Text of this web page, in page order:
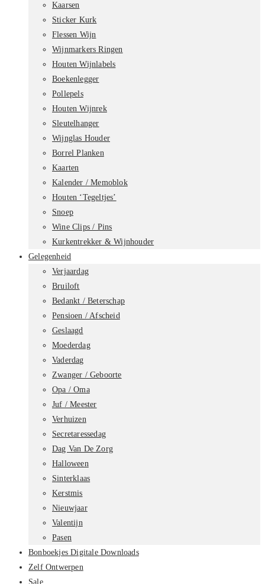
Kaarsen
Sticker Kurk
Flessen Wijn
Wijnmarkers Ringen
Houten Wijnlabels
Boekenlegger
Pollepels
Houten Wijnrek
Sleutelhanger
Wijnglas Houder
Borrel Planken
Kaarten
Kalender / Memoblok
Houten ‘Tegeltjes’
Snoep
Wine Clips / Pins
Kurkentrekker & Wijnhouder
Gelegenheid
Verjaardag
Bruiloft
Bedankt / Beterschap
Pensioen / Afscheid
Geslaagd
Moederdag
Vaderdag
Zwanger / Geboorte
Opa / Oma
Juf / Meester
Verhuizen
Secretaressedag
Dag Van De Zorg
Halloween
Sinterklaas
Kerstmis
Nieuwjaar
Valentijn
Pasen
Bonboekjes Digitale Downloads
Zelf Ontwerpen
Sale